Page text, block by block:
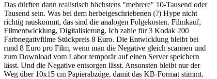
Das dürften dann realistisch höchstens "mehrere" 10-Tausend oder
Tausend sein. Was bei dem herbeigeschriebenen (?) Hype nicht
richtig rauskommt, das sind die analogen Folgekosten. Filmkauf,
Filmentwicklung, Digitalisierung. Ich zahle für 3 Kodak 200
Farbnegativfilme Stückpreis 8 Euro. Die Entwicklung bleibt bei
rund 8 Euro pro Film, wenn man die Negative gleich scannen und
zum Download vom Labor temporär auf einen Server speichern
lässt. Und die Negative entsorgen lässt. Ansonsten bleibt nur der
Weg über 10x15 cm Papierabzüge, damit das KB-Format stimmt.